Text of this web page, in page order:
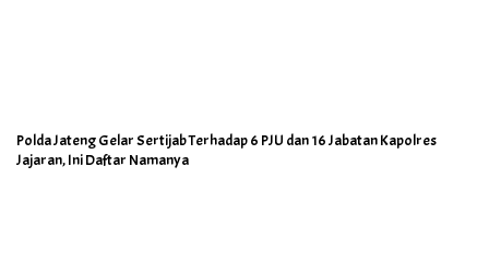
Polda Jateng Gelar Sertijab Terhadap 6 PJU dan 16 Jabatan Kapolres
Jajaran, Ini Daftar Namanya